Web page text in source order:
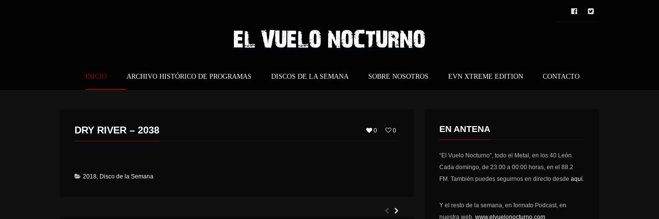
INICIO ARCHIVO HISTÓRICO DE PROGRAMAS DISCOS DE LA SEMANA SOBRE NOSOTROS EVN XTREME EDITION CONTACTO
0 0
DRY RIVER – 2038
2018, Disco de la Semana
EN ANTENA
“El Vuelo Nocturno”, todo el Metal, en los 40 León.
Cada domingo, de 23.00 a 00:00 horas, en el 88.2
FM. También puedes seguirnos en directo desdeaquí.
Y el resto de la semana, en formato Podcast, en
nuestra web,www.elvuelonocturno.com